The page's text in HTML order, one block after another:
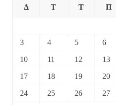
Δ
Τ Τ Π
3 4 5 6
10 11 12 13
17 18 19 20
24 25 26 27